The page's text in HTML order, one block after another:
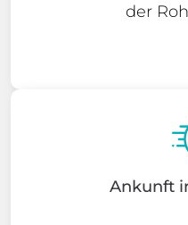
der
Ankunft